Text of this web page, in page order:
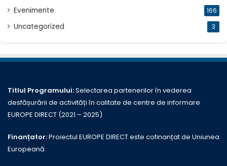
Evenimente 166
Uncategorized 3
Titlul Programului:Selectarea partenerilor în vederea
desfășurării de activități în calitate de centre de informare
EUROPE DIRECT (2021 – 2025)
Finanțator:Proiectul EUROPE DIRECT este cofinanțat de Uniunea
Europeană.